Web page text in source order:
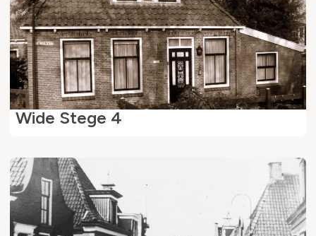
Wide Stege 4